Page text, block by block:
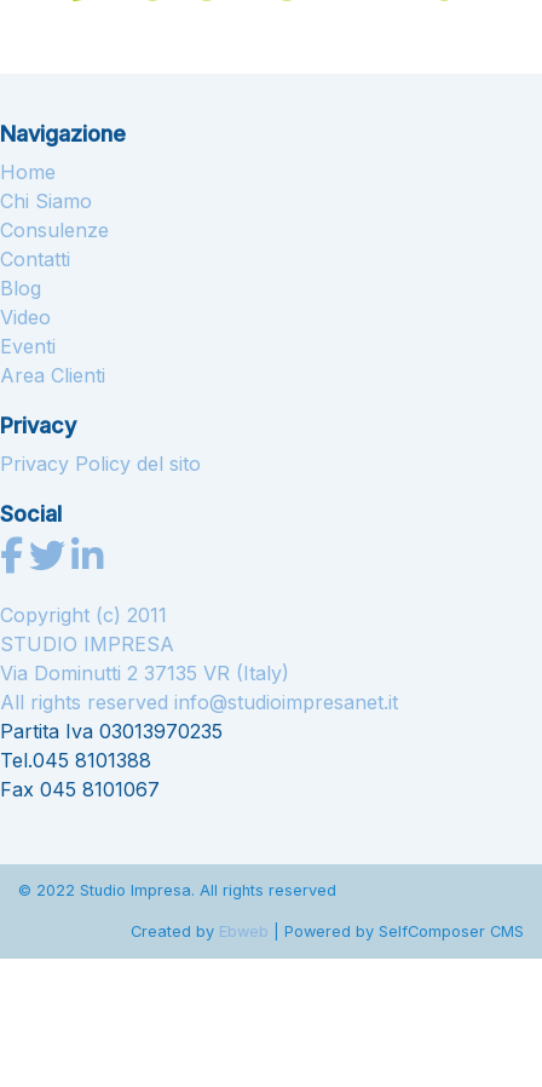
Navigazione
Home
Chi Siamo
Consulenze
Contatti
Blog
Video
Eventi
Area Clienti
Privacy
Privacy Policy del sito
Social
Copyright (c) 2011
STUDIO IMPRESA
Via Dominutti 2 37135 VR (Italy)
All rights reserved info@studioimpresanet.it
Partita Iva 03013970235
Tel.045 8101388
Fax 045 8101067
© 2022 Studio Impresa. All rights reserved
Created by Ebweb | Powered by SelfComposer CMS